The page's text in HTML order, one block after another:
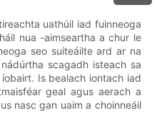
uathúil iad fuinneoga
nua -aimseartha a chur le
seo suiteáilte ard ar na
scagadh isteach sa
Is bealach iontach iad
geal agus aerach a
nasc gan uaim a choinneáil